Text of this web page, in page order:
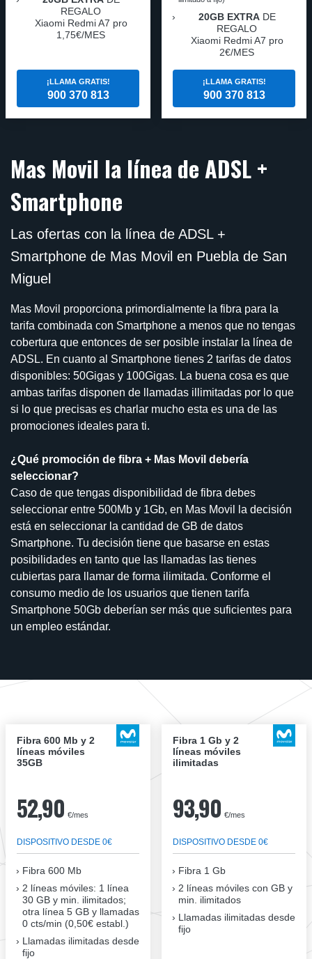
REGALO
Xiaomi Redmi A7 pro
1,75€/MES
¡LLAMA GRATIS!
900 370 813
20GB EXTRADE
REGALO
Xiaomi Redmi A7 pro
2€/MES
¡LLAMA GRATIS!
900 370 813
Mas Movil la línea de ADSL +
Smartphone
Las ofertas con la línea de ADSL +
Smartphone de Mas Movil en Puebla de San
Miguel
Mas Movil proporciona primordialmente la fibra para la
tarifa combinada con Smartphone a menos que no tengas
cobertura que entonces de ser posible instalar la línea de
ADSL. En cuanto al Smartphone tienes 2 tarifas de datos
disponibles: 50Gigas y 100Gigas. La buena cosa es que
ambas tarifas disponen de llamadas illimitadas por lo que
si lo que precisas es charlar mucho esta es una de las
promociones ideales para ti.
¿Qué promoción de fibra + Mas Movil debería
seleccionar?
Caso de que tengas disponibilidad de fibra debes
seleccionar entre 500Mb y 1Gb, en Mas Movil la decisión
está en seleccionar la cantidad de GB de datos
Smartphone. Tu decisión tiene que basarse en estas
posibilidades en tanto que las llamadas las tienes
cubiertas para llamar de forma ilimitada. Conforme el
consumo medio de los usuarios que tienen tarifa
Smartphone 50Gb deberían ser más que suficientes para
un empleo estándar.
Fibra 600 Mb y 2
líneas móviles
35GB
52,90 €/mes
DISPOSITIVO DESDE 0€
Fibra 600 Mb
2 líneas móviles: 1 línea
30 GB y min. ilimitados;
otra línea 5 GB y llamadas
0 cts/min (0,50€ establ.)
Llamadas ilimitadas desde
fijo
Fibra 1 Gb y 2
líneas móviles
ilimitadas
93,90 €/mes
DISPOSITIVO DESDE 0€
Fibra 1 Gb
2 líneas móviles con GB y
min. ilimitados
Llamadas ilimitadas desde
fijo